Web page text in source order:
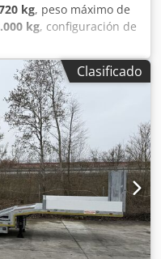
kg, peso máximo de
kg, configuración de
, tamaño del neumático:
, tipo de engranaje:otro,
245/70 R17,5 ---/141J
70 R17,5 ---/141J
de emisión:ninguno
comprimido,
errores de impresión,
--, Más datos en: !,
Toa
Clasificado